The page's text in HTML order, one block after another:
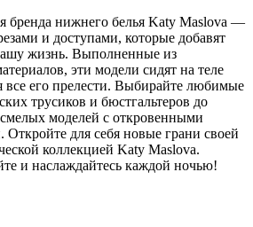
бренда нижнего белья Katy Maslova —
и доступами, которые добавят
жизнь. Выполненные из
эти модели сидят на теле
все его прелести. Выбирайте любимые
трусиков и бюстгальтеров до
моделей с откровенными
для себя новые грани своей
коллекцией Katy Maslova.
и наслаждайтесь каждой ночью!